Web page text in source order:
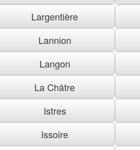
Largentière
Lannion
Langon
La Châtre
Istres
Issoire